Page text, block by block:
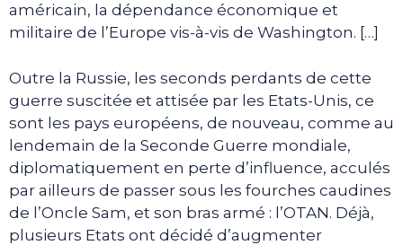
américain, la dépendance économique et
militaire de l’Europe vis-à-vis de Washington. […]
Outre la Russie, les seconds perdants de cette
guerre suscitée et attisée par les Etats-Unis, ce
sont les pays européens, de nouveau, comme au
lendemain de la Seconde Guerre mondiale,
diplomatiquement en perte d’influence, acculés
par ailleurs de passer sous les fourches caudines
de l’Oncle Sam, et son bras armé : l’OTAN. Déjà,
plusieurs Etats ont décidé d’augmenter